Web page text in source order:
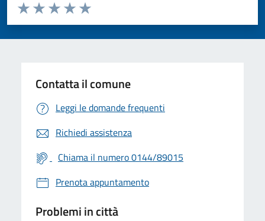
Valuta da 1 a 5 stelle la pagina
Valuta 5 stelle su 5
Valuta 4 stelle su 5
Valuta 3 stelle su 5
Valuta 2 stelle su 5
Valuta 1 stelle su 5
Contatta il comune
Leggi le domande frequenti
Richiedi assistenza
Chiama il numero 0144/89015
Prenota appuntamento
Problemi in città